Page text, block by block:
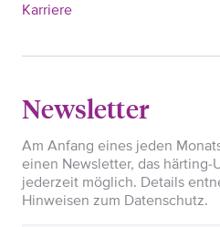
Karriere
Newsletter
Am Anfang eines jeden
einen Newsletter, das härting-
jederzeit möglich. Details
Hinweisen zum Datenschutz.